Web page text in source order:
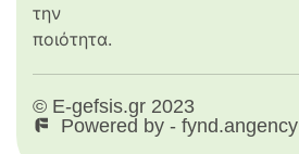
την
ποιότητα.
© E-gefsis.gr 2023
Powered by - fynd.angency